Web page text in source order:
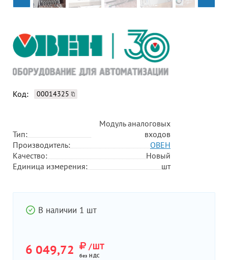
Код: 00014325
Тип:
Модуль аналоговых
входов
Производитель:
ОВЕН
Качество:
Новый
Единица измерения:
шт
В наличии 1 шт
6 049,72 /ШТ
без НДС